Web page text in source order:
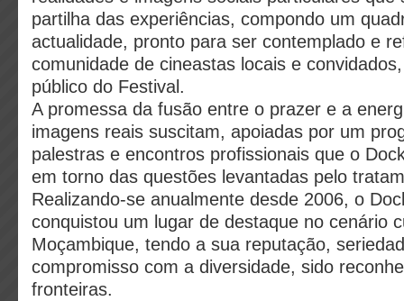
partilha das experiências, compondo um
actualidade, pronto para ser contemplado e
comunidade de cineastas locais e
público do Festival.
A promessa da fusão entre o prazer e a
imagens reais suscitam, apoiadas por um
palestras e encontros profissionais que o
em torno das questões levantadas pelo
Realizando-se anualmente desde 2006, o
conquistou um lugar de destaque no cenário
Moçambique, tendo a sua reputação,
compromisso com a diversidade, sido
fronteiras.